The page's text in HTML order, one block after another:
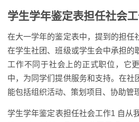
学生学年鉴定表担任社会
在大一学年的鉴定表中，提到的担任
在学生社团、班级或学生会中承担的
工作不同于社会上的正式职位，它
中，为同学们提供服务和支持。在社
能包括组织活动、策划项目、协助管
学生学年鉴定表担任社会工作1 自从